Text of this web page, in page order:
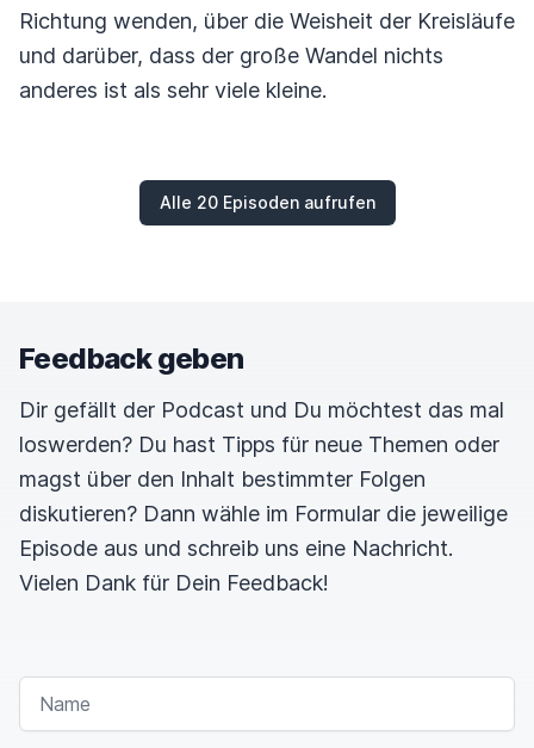
Richtung wenden, über die Weisheit der Kreisläufe
und darüber, dass der große Wandel nichts
anderes ist als sehr viele kleine.
Alle 20 Episoden aufrufen
Feedback geben
Dir gefällt der Podcast und Du möchtest das mal
loswerden? Du hast Tipps für neue Themen oder
magst über den Inhalt bestimmter Folgen
diskutieren? Dann wähle im Formular die jeweilige
Episode aus und schreib uns eine Nachricht.
Vielen Dank für Dein Feedback!
NAME